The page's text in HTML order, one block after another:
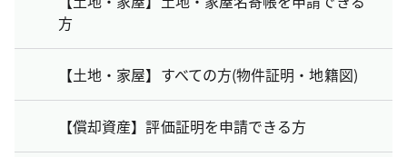
方
【土地・家屋】すべての方(物件証明・地籍図)
【償却資産】評価証明を申請できる方